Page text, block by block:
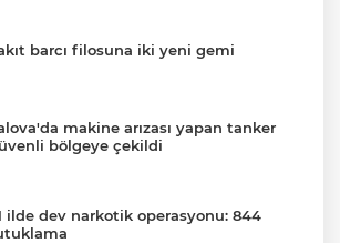
barcı filosuna iki yeni gemi
makine arızası yapan tanker
bölgeye çekildi
ilde dev narkotik operasyonu: 844